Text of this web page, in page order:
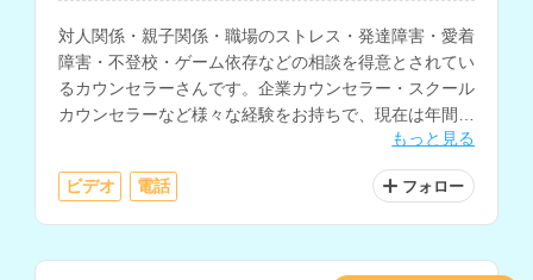
対人関係・親子関係・職場のストレス・発達障害・愛着
障害・不登校・ゲーム依存などの相談を得意とされてい
るカウンセラーさんです。企業カウンセラー・スクール
カウンセラーなど様々な経験をお持ちで、現在は年間
もっと見る
ビデオ 電話 フォロー